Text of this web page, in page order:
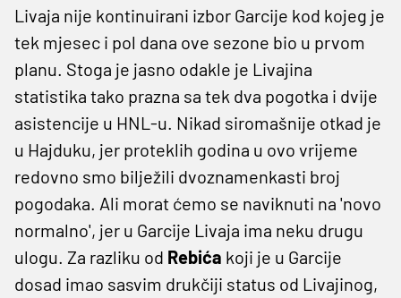
Livaja nije kontinuirani izbor Garcije kod kojeg je
tek mjesec i pol dana ove sezone bio u prvom
planu. Stoga je jasno odakle je Livajina
statistika tako prazna sa tek dva pogotka i dvije
asistencije u HNL-u. Nikad siromašnije otkad je
u Hajduku, jer proteklih godina u ovo vrijeme
redovno smo bilježili dvoznamenkasti broj
pogodaka. Ali morat ćemo se naviknuti na 'novo
normalno', jer u Garcije Livaja ima neku drugu
ulogu. Za razliku od Rebića koji je u Garcije
dosad imao sasvim drukčiji status od Livajinog,